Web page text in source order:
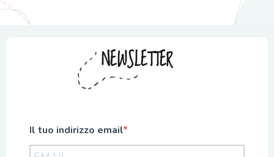
NEWSLETTER
Il tuo indirizzo email